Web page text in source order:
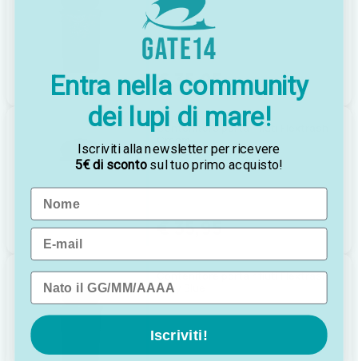
€ 35,95
Contenitore porta rifiuti Flextrash
€ 35,95
Contenitore porta rifiuti Flextrash
Navy Blue
Entra nella community
dei lupi di mare!
Iscriviti alla newsletter per ricevere
5€ di scontosul tuo primo acquisto!
Name
Email
Data di nascita
Iscriviti!